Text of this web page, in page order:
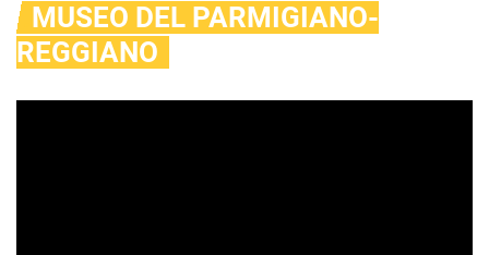
MUSEO DEL PARMIGIANO-
REGGIANO